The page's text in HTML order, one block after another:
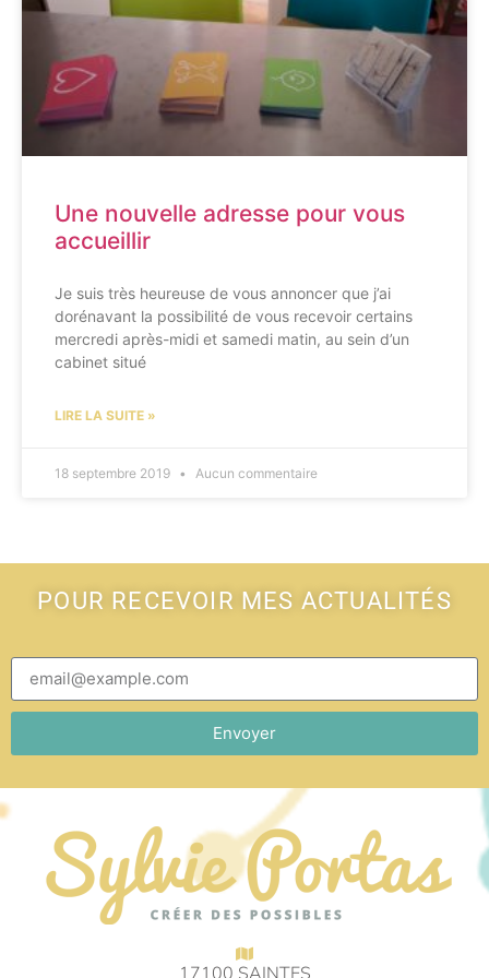
Une nouvelle adresse pour vous
accueillir
Je suis très heureuse de vous annoncer que j’ai
dorénavant la possibilité de vous recevoir certains
mercredi après-midi et samedi matin, au sein d’un
cabinet situé
LIRE LA SUITE »
18 septembre 2019 Aucun commentaire
POUR RECEVOIR MES ACTUALITÉS
Envoyer